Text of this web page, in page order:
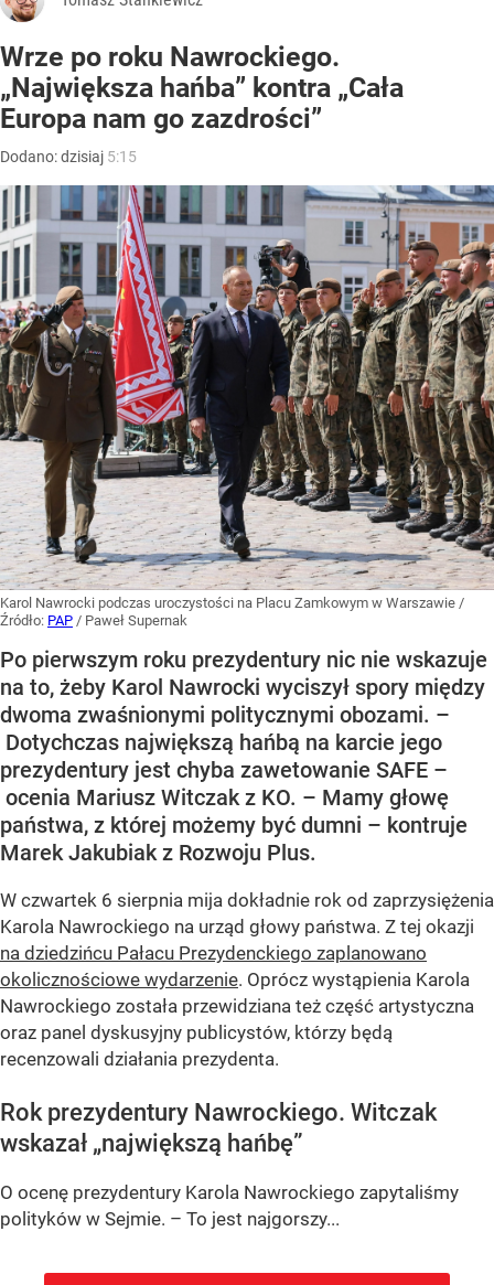
Wrze po roku Nawrockiego.
„Największa hańba” kontra „Cała
Europa nam go zazdrości”
Dodano:dzisiaj 5:15
Karol Nawrocki podczas uroczystości na Placu Zamkowym w Warszawie /
Źródło: PAP / Paweł Supernak
Po pierwszym roku prezydentury nic nie wskazuje
na to, żeby Karol Nawrocki wyciszył spory między
dwoma zwaśnionymi politycznymi obozami. –
Dotychczas największą hańbą na karcie jego
prezydentury jest chyba zawetowanie SAFE –
ocenia Mariusz Witczak z KO. – Mamy głowę
państwa, z której możemy być dumni – kontruje
Marek Jakubiak z Rozwoju Plus.
W czwartek 6 sierpnia mija dokładnie rok od zaprzysiężenia
Karola Nawrockiego na urząd głowy państwa. Z tej okazji
na dziedzińcu Pałacu Prezydenckiego zaplanowano
okolicznościowe wydarzenie. Oprócz wystąpienia Karola
Nawrockiego została przewidziana też część artystyczna
oraz panel dyskusyjny publicystów, którzy będą
recenzowali działania prezydenta.
Rok prezydentury Nawrockiego. Witczak
wskazał „największą hańbę”
O ocenę prezydentury Karola Nawrockiego zapytaliśmy
polityków w Sejmie. – To jest najgorszy...